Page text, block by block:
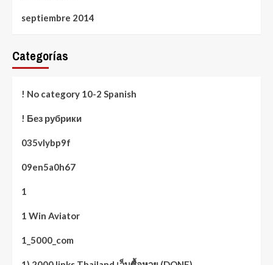
septiembre 2014
Categorías
! No category 10-2 Spanish
! Без рубрики
035vlybp9f
09en5a0h67
1
1 Win Aviator
1_5000_com